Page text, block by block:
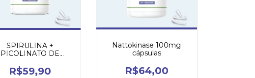
SPIRULINA +
PICOLINATO DE
R$59,90
Nattokinase 100mg
cápsulas
R$64,00